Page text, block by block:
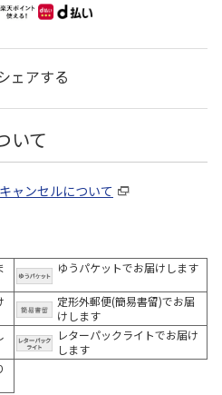
ェアする
いて
ャンセルについて
ゆうパケットでお届けします
定形外郵便(簡易書留)でお届
けします
レターパックライトでお届け
します